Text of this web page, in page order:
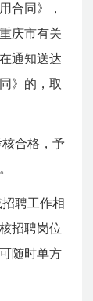
合同》，
庆市有关
通知送达
》的，取
合格，予
聘工作相
招聘岗位
随时单方